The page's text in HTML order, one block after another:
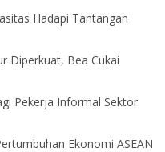
Hadapi Tantangan
Diperkuat, Bea Cukai
Pekerja Informal Sektor
Ekonomi ASEAN